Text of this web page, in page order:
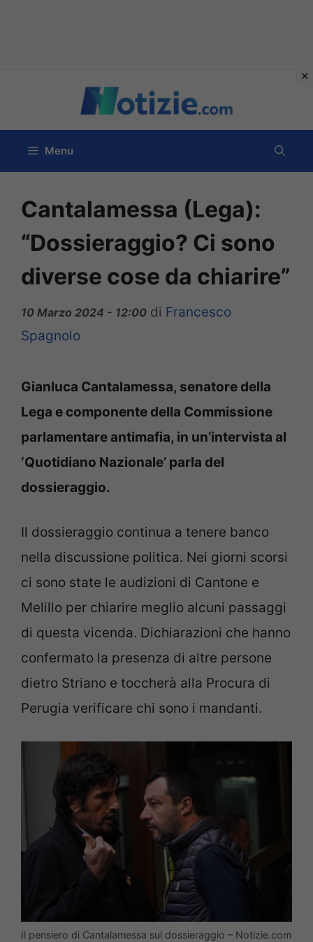
contenuto
Menu
Cantalamessa (Lega):
“Dossieraggio? Ci sono
diverse cose da chiarire”
10 Marzo 2024 - 12:00 di Francesco
Spagnolo
Gianluca Cantalamessa, senatore della
Lega e componente della Commissione
parlamentare antimafia, in un’intervista al
‘Quotidiano Nazionale’ parla del
dossieraggio.
Il dossieraggio continua a tenere banco
nella discussione politica. Nei giorni scorsi
ci sono state le audizioni di Cantone e
Melillo per chiarire meglio alcuni passaggi
di questa vicenda. Dichiarazioni che hanno
confermato la presenza di altre persone
dietro Striano e toccherà alla Procura di
Perugia verificare chi sono i mandanti.
Il pensiero di Cantalamessa sul dossieraggio – Notizie.com